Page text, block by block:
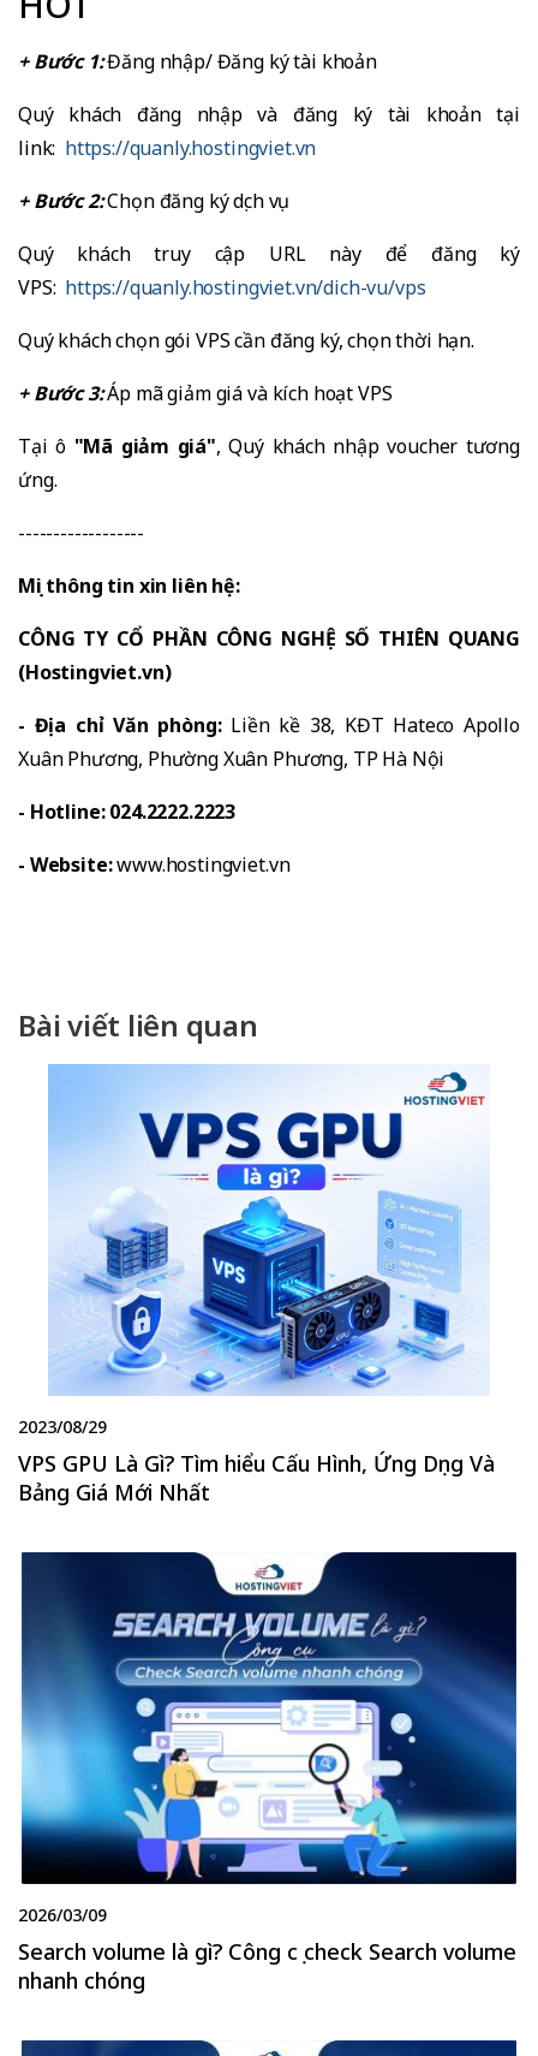
+ Bước 1:Đăng nhập/ Đăng ký tài khoản
Quý khách đăng nhập và đăng ký tài khoản tại
link: https://quanly.hostingviet.vn
+ Bước 2:Chọn đăng ký dịch vụ
Quý khách truy cập URL này để đăng ký
VPS: https://quanly.hostingviet.vn/dich-vu/vps
Quý khách chọn gói VPS cần đăng ký, chọn thời hạn.
+ Bước 3:Áp mã giảm giá và kích hoạt VPS
Tại ô "Mã giảm giá", Quý khách nhập voucher tương
ứng.
------------------
Mọi thông tin xin liên hệ:
CÔNG TY CỔ PHẦN CÔNG NGHỆ SỐ THIÊN QUANG
(Hostingviet.vn)
- Địa chỉ Văn phòng:Liền kề 38, KĐT Hateco Apollo
Xuân Phương, Phường Xuân Phương, TP Hà Nội
- Hotline: 024.2222.2223
- Website:www.hostingviet.vn
Bài viết liên quan
2023/08/29
VPS GPU Là Gì? Tìm hiểu Cấu Hình, Ứng Dụng Và
Bảng Giá Mới Nhất
2026/03/09
Search volume là gì? Công cụ check Search volume
nhanh chóng